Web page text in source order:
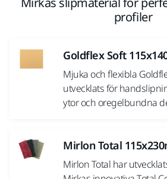
profiler
Goldflex Soft
Mjuka och flexibla
utvecklats för
ytor och oregelbundna
Mirlon Total
Mirlon Total har